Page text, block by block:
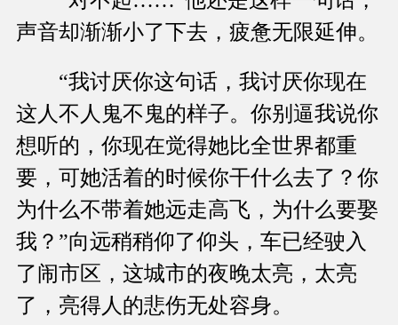
声音却渐渐小了下去，疲惫无限延伸。
“我讨厌你这句话，我讨厌你现在
这人不人鬼不鬼的样子。你别逼我说你
想听的，你现在觉得她比全世界都重
要，可她活着的时候你干什么去了？你
为什么不带着她远走高飞，为什么要娶
我？”向远稍稍仰了仰头，车已经驶入
了闹市区，这城市的夜晚太亮，太亮
了，亮得人的悲伤无处容身。